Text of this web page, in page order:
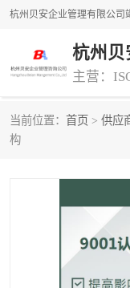
杭州贝
当前位置： 首页 > 供应
构
专业资质评价证
GJB 9001C-2017